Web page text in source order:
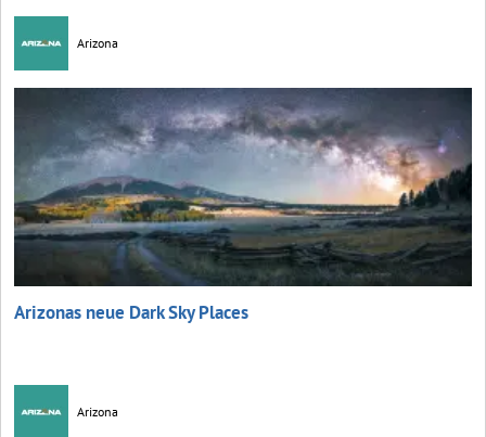
Arizona
Arizonas neue Dark Sky Places
Arizona